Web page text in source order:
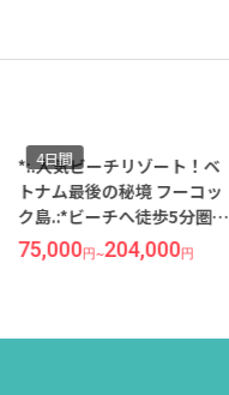
*:.人気ビーチリゾート！ベ
トナム最後の秘境 フーコッ
ク島.:*ビーチへ徒歩5分圏内
の価格重視ホテル♪『ラ メ
ール リゾート フーコック』
ットエア利用◆受託手荷物
4日間
75,000 円~204,000 円